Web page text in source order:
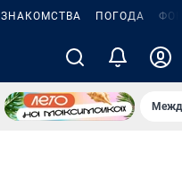
ЗНАКОМСТВА ПОГОДА